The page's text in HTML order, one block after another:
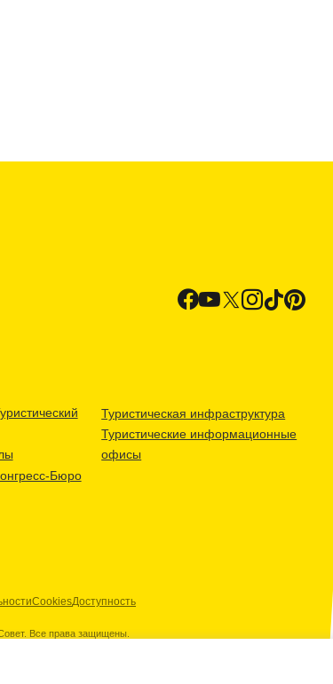
Бюро
Туристическая инфраструктура
Туристические информационные
офисы
CookiesДоступность
Все права защищены.